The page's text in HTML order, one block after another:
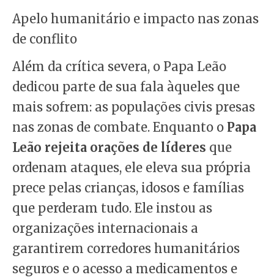
Apelo humanitário e impacto nas zonas
de conflito
Além da crítica severa, o Papa Leão
dedicou parte de sua fala àqueles que
mais sofrem: as populações civis presas
nas zonas de combate. Enquanto o Papa
Leão rejeita orações de líderes que
ordenam ataques, ele eleva sua própria
prece pelas crianças, idosos e famílias
que perderam tudo. Ele instou as
organizações internacionais a
garantirem corredores humanitários
seguros e o acesso a medicamentos e